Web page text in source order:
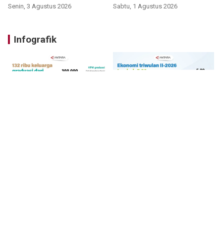
Senin, 3 Agustus 2026 Sabtu, 1 Agustus 2026
Infografik